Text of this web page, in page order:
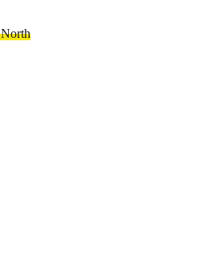
North